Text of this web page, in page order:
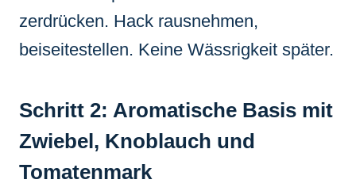
zerdrücken. Hack rausnehmen,
beiseitestellen. Keine Wässrigkeit später.
Schritt 2: Aromatische Basis mit
Zwiebel, Knoblauch und
Tomatenmark